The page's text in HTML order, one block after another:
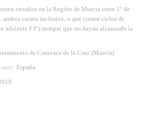
estudios en la Región de Murcia entre 1° de
ambos cursos inclusive, o que cursen ciclos de
adelante F.P.) siempre que no hayan alcanzado la
de Caravaca de la Cruz (Murcia)
España